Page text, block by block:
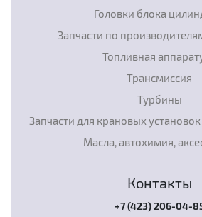
Головки блока
Запчасти по
Топливная
Трансмиссия
Турбины
Запчасти для крановых
Масла, автохимия,
Контакты
+7 (423) 206-04-